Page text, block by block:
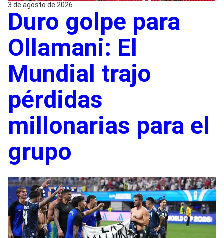
3 de agosto de 2026
Duro golpe para
Ollamani: El
Mundial trajo
pérdidas
millonarias para el
grupo